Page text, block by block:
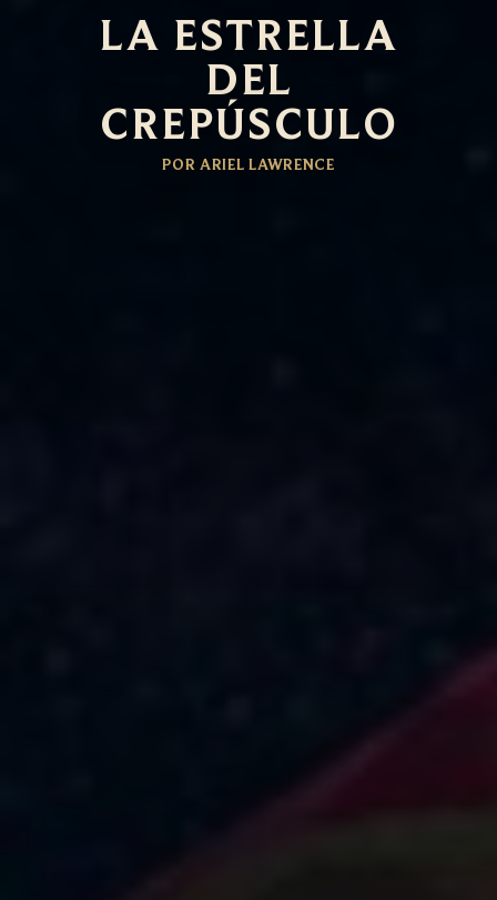
LA ESTRELLA
DEL
CREPÚSCULO
POR ARIEL LAWRENCE